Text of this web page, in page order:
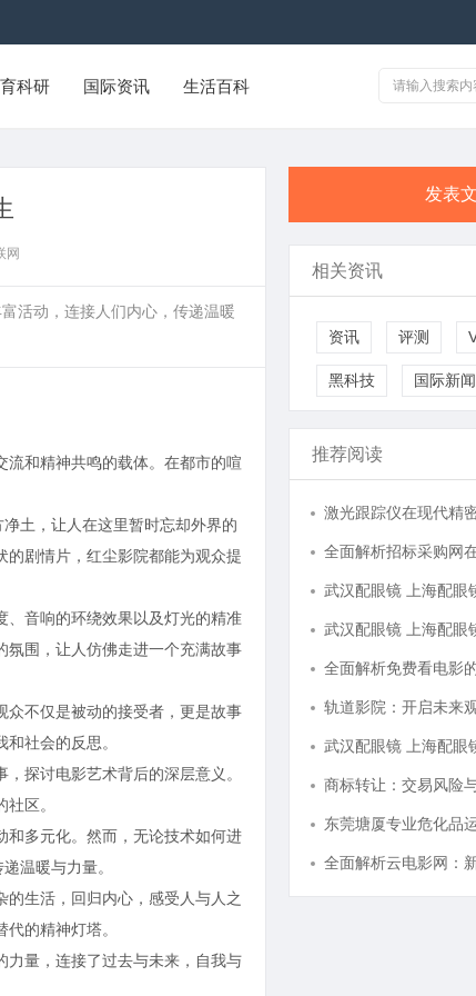
科研 国际资讯 生活百科
网
活动，连接人们内心，传递温暖
和精神共鸣的载体。在都市的喧
土，让人在这里暂时忘却外界的
的剧情片，红尘影院都能为观众提
、音响的环绕效果以及灯光的精准
氛围，让人仿佛走进一个充满故事
众不仅是被动的接受者，更是故事
社会的反思。
探讨电影艺术背后的深层意义。
区。
和多元化。然而，无论技术如何进
温暖与力量。
生活，回归内心，感受人与人之
的精神灯塔。
力量，连接了过去与未来，自我与
发表
相关资讯
资讯 评测
黑科技 国际新闻
推荐阅读
武汉配眼镜 上海配眼
武汉配眼镜 上海配眼
轨道影院：开启未来
武汉配眼镜 上海配眼
商标转让：交易风险